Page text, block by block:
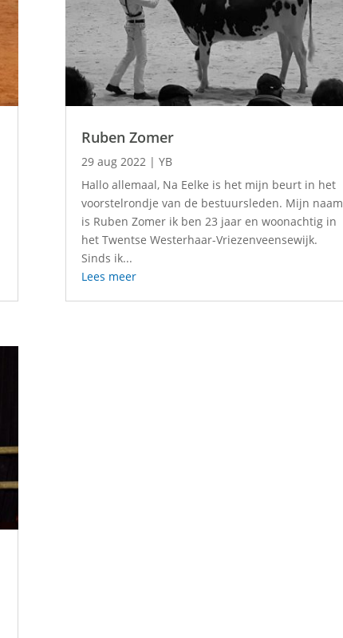
Ruben Zomer
29 aug 2022 |YB
Hallo allemaal, Na Eelke is het mijn beurt in het
voorstelrondje van de bestuursleden. Mijn naam
is Ruben Zomer ik ben 23 jaar en woonachtig in
het Twentse Westerhaar-Vriezenveensewijk.
Sinds ik...
Lees meer